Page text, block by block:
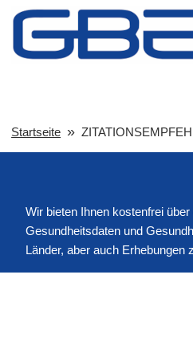
Startseite
Wir bieten Ihnen kostenfrei
Gesundheitsdaten und
Länder, aber auch Erhebungen